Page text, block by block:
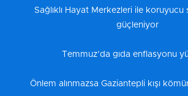
Sağlıklı Hayat Merkezleri ile koruyucu
güçleniyor
Temmuz’da gıda enflasyonu
Önlem alınmazsa Gaziantepli kışı